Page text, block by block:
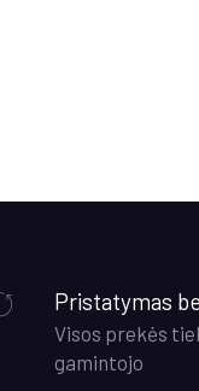
Pristatymas
Visos prekės
gamintojo